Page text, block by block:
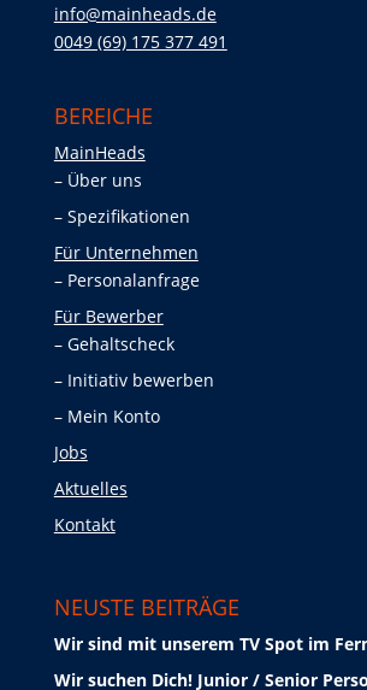
info@mainheads.de
0049 (69) 175 377 491
BEREICHE
MainHeads
Über uns
Spezifikationen
Für Unternehmen
Personalanfrage
Für Bewerber
Gehaltscheck
Initiativ bewerben
Mein Konto
Jobs
Aktuelles
Kontakt
NEUSTE BEITRÄGE
Wir sind mit unserem TV Spot im
Wir suchen Dich! Junior / Senior